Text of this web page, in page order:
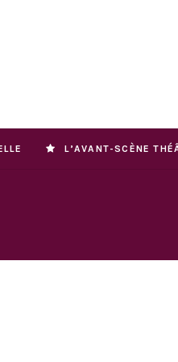
L’AVANT-SCÈNE